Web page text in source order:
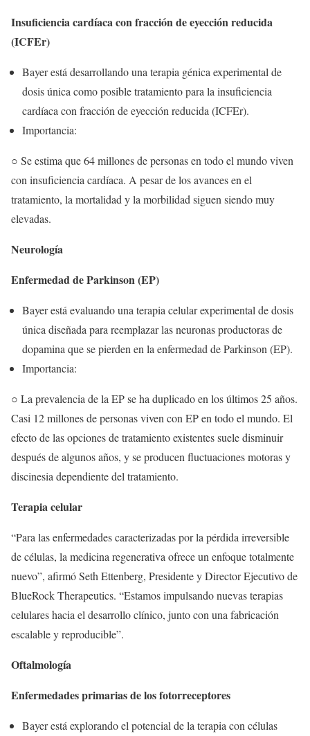
Insuficiencia cardíaca con fracción de eyección reducida
(ICFEr)
Bayer está desarrollando una terapia génica experimental de
dosis única como posible tratamiento para la insuficiencia
cardíaca con fracción de eyección reducida (ICFEr).
Importancia:
○ Se estima que 64 millones de personas en todo el mundo viven
con insuficiencia cardíaca. A pesar de los avances en el
tratamiento, la mortalidad y la morbilidad siguen siendo muy
elevadas.
Neurología
Enfermedad de Parkinson (EP)
Bayer está evaluando una terapia celular experimental de dosis
única diseñada para reemplazar las neuronas productoras de
dopamina que se pierden en la enfermedad de Parkinson (EP).
Importancia:
○ La prevalencia de la EP se ha duplicado en los últimos 25 años.
Casi 12 millones de personas viven con EP en todo el mundo. El
efecto de las opciones de tratamiento existentes suele disminuir
después de algunos años, y se producen fluctuaciones motoras y
discinesia dependiente del tratamiento.
Terapia celular
“Para las enfermedades caracterizadas por la pérdida irreversible
de células, la medicina regenerativa ofrece un enfoque totalmente
nuevo”, afirmó Seth Ettenberg, Presidente y Director Ejecutivo de
BlueRock Therapeutics. “Estamos impulsando nuevas terapias
celulares hacia el desarrollo clínico, junto con una fabricación
escalable y reproducible”.
Oftalmología
Enfermedades primarias de los fotorreceptores
Bayer está explorando el potencial de la terapia con células